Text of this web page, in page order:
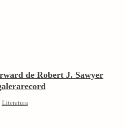
de Robert J. Sawyer
Literatura